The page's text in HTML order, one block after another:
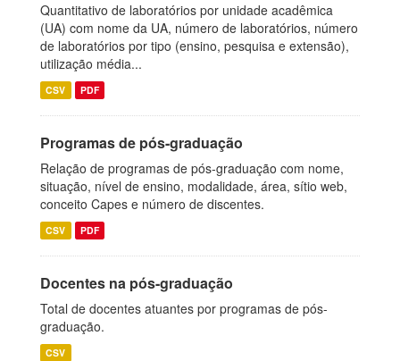
Quantitativo de laboratórios por unidade acadêmica
(UA) com nome da UA, número de laboratórios, número
de laboratórios por tipo (ensino, pesquisa e extensão),
utilização média...
CSV PDF
Programas de pós-graduação
Relação de programas de pós-graduação com nome,
situação, nível de ensino, modalidade, área, sítio web,
conceito Capes e número de discentes.
CSV PDF
Docentes na pós-graduação
Total de docentes atuantes por programas de pós-
graduação.
CSV